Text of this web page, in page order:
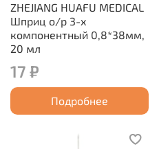
ZHEJIANG HUAFU MEDICAL
Шприц о/р 3-х
компонентный 0,8*38мм,
20 мл
17 ₽
Подробнее